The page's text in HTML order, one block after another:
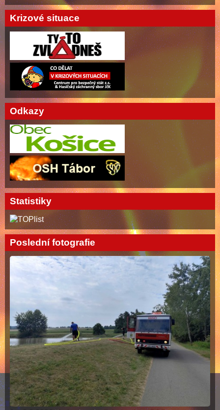
Krizové situace
Odkazy
Statistiky
Poslední fotografie